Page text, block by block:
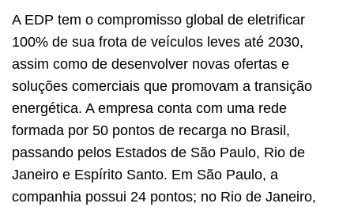
A EDP tem o compromisso global de eletrificar
100% de sua frota de veículos leves até 2030,
assim como de desenvolver novas ofertas e
soluções comerciais que promovam a transição
energética. A empresa conta com uma rede
formada por 50 pontos de recarga no Brasil,
passando pelos Estados de São Paulo, Rio de
Janeiro e Espírito Santo. Em São Paulo, a
companhia possui 24 pontos; no Rio de Janeiro,